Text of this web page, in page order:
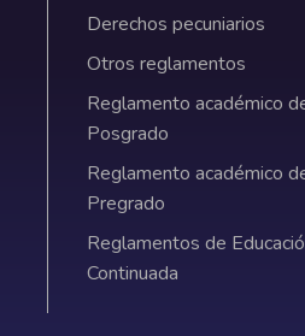
institucionales
Derechos pecuniarios
Otros reglamentos
Reglamento académico
Posgrado
Reglamento académico
Pregrado
Reglamentos de
Continuada